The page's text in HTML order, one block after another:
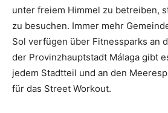
unter freiem Himmel zu betreiben,
zu besuchen. Immer mehr
Sol verfügen über Fitnessparks an
der Provinzhauptstadt Málaga gibt
jedem Stadtteil und an den
für das Street Workout.